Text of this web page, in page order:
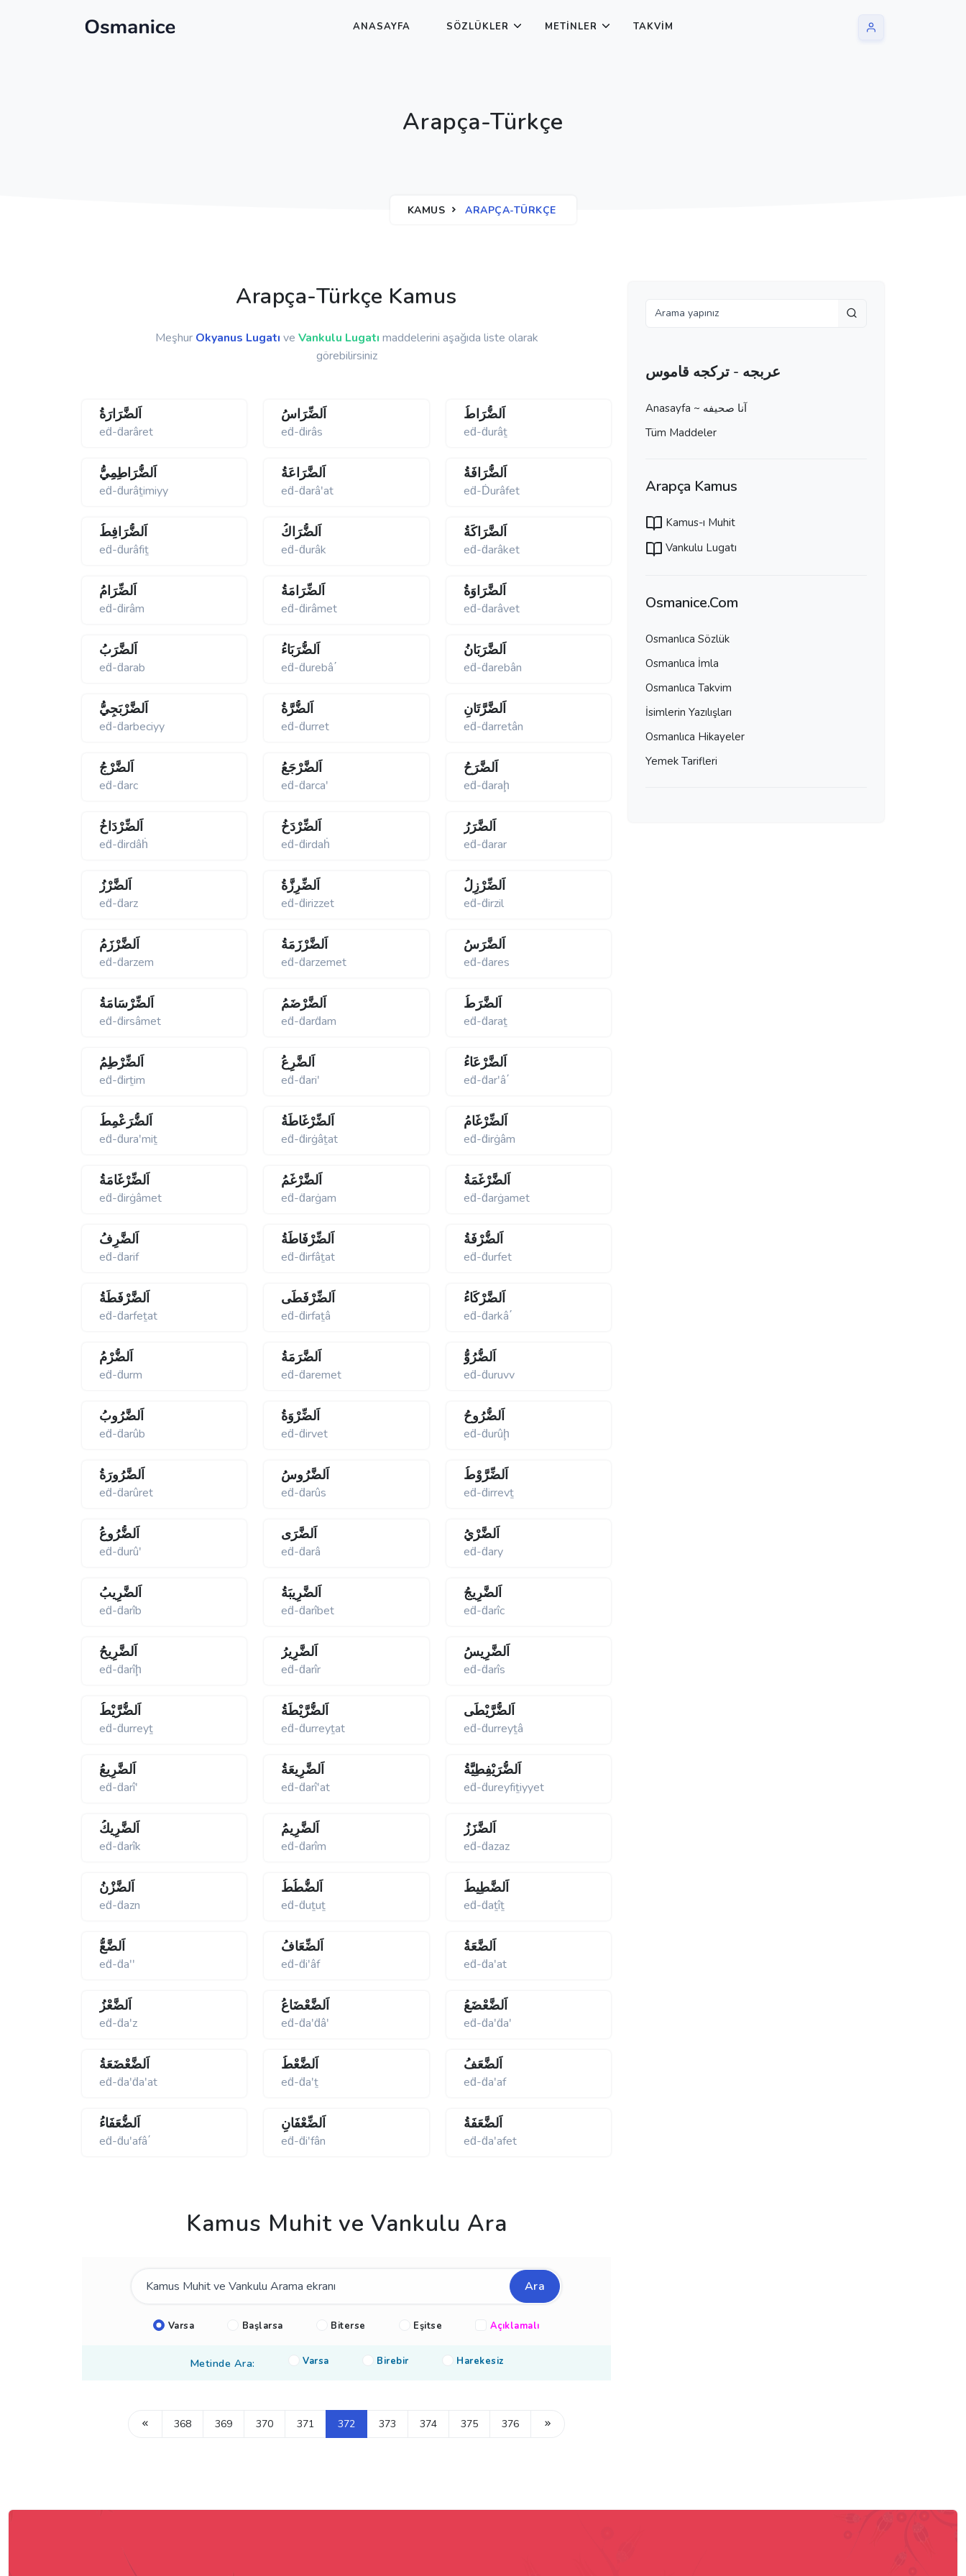
ANASAYFA SÖZLÜKLER METINLER TAKVIM
Arapça-Türkçe
KAMUS ARAPÇA-TÜRKÇE
Arapça-Türkçe Kamus
Meşhur Okyanus Lugatı ve Vankulu Lugatı maddelerini aşağıda liste olarak
görebilirsiniz
اَلضَّرَارَةُ
eḋ-ḋarâret
اَلضِّرَاسُ
eḋ-ḋirâs
اَلضُّرَاطُ
eḋ-ḋurâṯ
اَلضُّرَاطِمِيُّ
eḋ-ḋurâṯimiyy
اَلضَّرَاعَةُ
eḋ-ḋarâʹat
اَلضُّرَافَةُ
eḋ-Ḋurâfet
اَلضُّرَافِطُ
eḋ-ḋurâfiṯ
اَلضُّرَاكُ
eḋ-ḋurâk
اَلضَّرَاكَةُ
eḋ-ḋarâket
اَلضِّرَامُ
eḋ-ḋirâm
اَلضِّرَامَةُ
eḋ-ḋirâmet
اَلضَّرَاوَةُ
eḋ-ḋarâvet
اَلضَّرَبُ
eḋ-ḋarab
اَلضُّرَبَاءُ
eḋ-ḋurebâ΄
اَلضَّرَبَانُ
eḋ-ḋarebân
اَلضَّرْبَجِيُّ
eḋ-ḋarbeciyy
اَلضُّرَّةُ
eḋ-ḋurret
اَلضَّرَّتَانِ
eḋ-ḋarretân
اَلضَّرْجُ
eḋ-ḋarc
اَلضَّرْجَعُ
eḋ-ḋarcaʹ
اَلضَّرَحُ
eḋ-ḋaraḩ
اَلضِّرْدَاخُ
eḋ-ḋirdâḣ
اَلضِّرْدَخُ
eḋ-ḋirdaḣ
اَلضَّرَرُ
eḋ-ḋarar
اَلضَّرْزُ
eḋ-ḋarz
اَلضِّرِزَّةُ
eḋ-ḋirizzet
اَلضِّرْزِلُ
eḋ-ḋirzil
اَلضَّرْزَمُ
eḋ-ḋarzem
اَلضَّرْزَمَةُ
eḋ-ḋarzemet
اَلضَّرَسُ
eḋ-ḋares
اَلضِّرْسَامَةُ
eḋ-ḋirsâmet
اَلضَّرْضَمُ
eḋ-ḋarḋam
اَلضَّرَطُ
eḋ-ḋaraṯ
اَلضِّرْطِمُ
eḋ-ḋirṯim
اَلضَّرِعُ
eḋ-ḋariʹ
اَلضَّرْعَاءُ
eḋ-ḋarʹâ΄
اَلضُّرَعْمِطُ
eḋ-ḋuraʹmiṯ
اَلضِّرْغَاطَةُ
eḋ-ḋirġâṯat
اَلضِّرْغَامُ
eḋ-ḋirġâm
اَلضِّرْغَامَةُ
eḋ-ḋirġâmet
اَلضَّرْغَمُ
eḋ-ḋarġam
اَلضَّرْغَمَةُ
eḋ-ḋarġamet
اَلضَّرِفُ
eḋ-ḋarif
اَلضِّرْفَاطَةُ
eḋ-ḋirfâṯat
اَلضُّرْفَةُ
eḋ-ḋurfet
اَلضَّرْفَطَةُ
eḋ-ḋarfeṯat
اَلضِّرْفَطَى
eḋ-ḋirfaṯâ
اَلضَّرْكَاءُ
eḋ-ḋarkâ΄
اَلضُّرْمُ
eḋ-ḋurm
اَلضَّرَمَةُ
eḋ-ḋaremet
اَلضُّرُوُّ
eḋ-ḋuruvv
اَلضَّرُوبُ
eḋ-ḋarûb
اَلضِّرْوَةُ
eḋ-ḋirvet
اَلضُّرُوحُ
eḋ-ḋurûḩ
اَلضَّرُورَةُ
eḋ-ḋarûret
اَلضَّرُوسُ
eḋ-ḋarûs
اَلضِّرَّوْطُ
eḋ-ḋirrevṯ
اَلضُّرُوعُ
eḋ-ḋurûʹ
اَلضَّرَى
eḋ-ḋarâ
اَلضَّرْيُ
eḋ-ḋary
اَلضَّرِيبُ
eḋ-ḋarîb
اَلضَّرِيبَةُ
eḋ-ḋarîbet
اَلضَّرِيجُ
eḋ-ḋarîc
اَلضَّرِيحُ
eḋ-ḋarîḩ
اَلضَّرِيرُ
eḋ-ḋarîr
اَلضَّرِيسُ
eḋ-ḋarîs
اَلضُّرَّيْطُ
eḋ-ḋurreyṯ
اَلضُّرَّيْطَةُ
eḋ-ḋurreyṯat
اَلضُّرَّيْطَى
eḋ-ḋurreyṯâ
اَلضَّرِيعُ
eḋ-ḋarîʹ
اَلضَّرِيعَةُ
eḋ-ḋarîʹat
اَلضُّرَيْفِطِيَّةُ
eḋ-ḋureyfiṯiyyet
اَلضَّرِيكُ
eḋ-ḋarîk
اَلضَّرِيمُ
eḋ-ḋarîm
اَلضَّزَزُ
eḋ-ḋazaz
اَلضَّزْنُ
eḋ-ḋazn
اَلضُّطُطُ
eḋ-ḋuṯuṯ
اَلضَّطِيطُ
eḋ-ḋaṯîṯ
اَلضَّعُّ
eḋ-ḋaʹʹ
اَلضِّعَافُ
eḋ-ḋiʹâf
اَلضَّعَةُ
eḋ-ḋaʹat
اَلضَّعْزُ
eḋ-ḋaʹz
اَلضَّعْضَاعُ
eḋ-ḋaʹḋâʹ
اَلضَّعْضَعُ
eḋ-ḋaʹḋaʹ
اَلضَّعْضَعَةُ
eḋ-ḋaʹḋaʹat
اَلضَّعْطُ
eḋ-ḋaʹṯ
اَلضَّعَفُ
eḋ-ḋaʹaf
اَلضُّعَفَاءُ
eḋ-ḋuʹafâ΄
اَلضِّعْفَانِ
eḋ-ḋiʹfân
اَلضَّعَفَةُ
eḋ-ḋaʹafet
Kamus Muhit ve Vankulu Ara
Ara
Varsa Başlarsa Biterse Eşitse Açıklamalı
Metinde Ara: Varsa Birebir Harekesiz
368 369 370 371 372 373 374 375 376
عربجه - تركجه قاموس
Anasayfa ~ آنا صحيفه
Tüm Maddeler
Arapça Kamus
Kamus-ı Muhit
Vankulu Lugatı
Osmanice.Com
Osmanlıca Sözlük
Osmanlıca İmla
Osmanlıca Takvim
İsimlerin Yazılışları
Osmanlıca Hikayeler
Yemek Tarifleri